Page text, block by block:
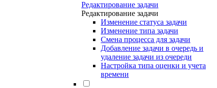
Редактирование задачи
Редактирование задачи
Изменение статуса задачи
Изменение типа задачи
Смена процесса для задачи
Добавление задачи в очередь и
удаление задачи из очереди
Настройка типа оценки и учета
времени